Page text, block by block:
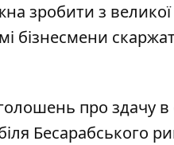
зробити з
бізнесмени
про здачу в
Бесарабського